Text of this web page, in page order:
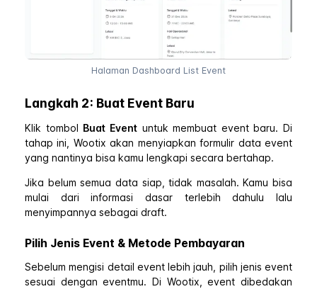
Halaman Dashboard List Event
Langkah 2: Buat Event Baru
Klik tombol Buat Eventuntuk membuat event baru. Di
tahap ini, Wootix akan menyiapkan formulir data event
yang nantinya bisa kamu lengkapi secara bertahap.
Jika belum semua data siap, tidak masalah. Kamu bisa
mulai dari informasi dasar terlebih dahulu lalu
menyimpannya sebagai draft.
Pilih Jenis Event & Metode Pembayaran
Sebelum mengisi detail event lebih jauh, pilih jenis event
sesuai dengan eventmu. Di Wootix, event dibedakan